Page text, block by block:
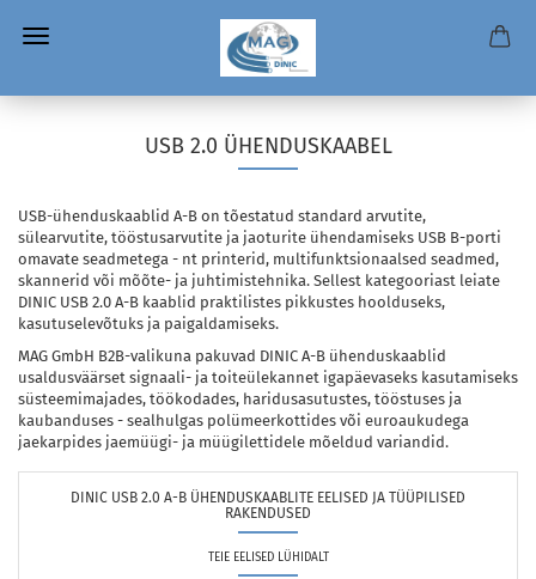
USB 2.0 ÜHENDUSKAABEL
USB-ühenduskaablid A-B on tõestatud standard arvutite,
sülearvutite, tööstusarvutite ja jaoturite ühendamiseks USB B-porti
omavate seadmetega - nt printerid, multifunktsionaalsed seadmed,
skannerid või mõõte- ja juhtimistehnika. Sellest kategooriast leiate
DINIC USB 2.0 A-B kaablid praktilistes pikkustes hoolduseks,
kasutuselevõtuks ja paigaldamiseks.
MAG GmbH B2B-valikuna pakuvad DINIC A-B ühenduskaablid
usaldusväärset signaali- ja toiteülekannet igapäevaseks kasutamiseks
süsteemimajades, töökodades, haridusasutustes, tööstuses ja
kaubanduses - sealhulgas polümeerkottides või euroaukudega
jaekarpides jaemüügi- ja müügilettidele mõeldud variandid.
DINIC USB 2.0 A-B ÜHENDUSKAABLITE EELISED JA TÜÜPILISED
RAKENDUSED
TEIE EELISED LÜHIDALT